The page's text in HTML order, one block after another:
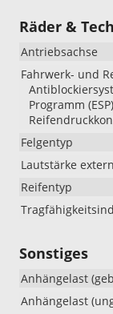
Räder &
Antriebsachse
Fahrwerk- und
Programm
Felgentyp
Lautstärke
Reifentyp
Sonstiges
Anhängelast
Anhängelast